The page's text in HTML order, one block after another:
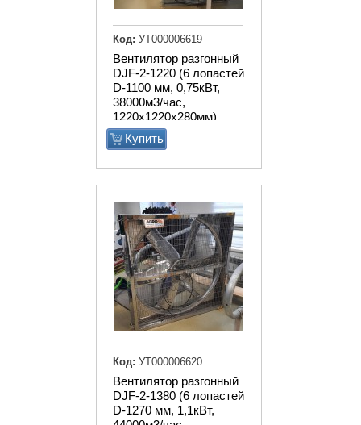
Вентилятор разгонный
DJF-2-1220 (6 лопастей
D-1100 мм, 0,75кВт,
38000м3/час,
1220х1220х280мм)
Купить
Код: УТ000006619
Вентилятор разгонный
DJF-2-1380 (6 лопастей
D-1270 мм, 1,1кВт,
Код: УТ000006620